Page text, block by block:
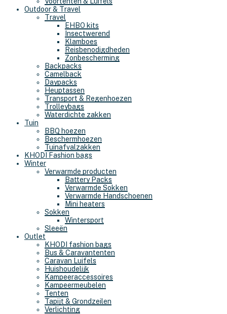
Outdoor & Travel
Travel
EHBO kits
Insectwerend
Klamboes
Reisbenodigdheden
Zonbescherming
Backpacks
Camelback
Daypacks
Heuptassen
Transport & Regenhoezen
Trolleybags
Waterdichte zakken
Tuin
BBQ hoezen
Beschermhoezen
Tuinafvalzakken
KHODI Fashion bags
Winter
Verwarmde producten
Battery Packs
Verwarmde Sokken
Verwarmde Handschoenen
Mini heaters
Sokken
Wintersport
Sleeën
Outlet
KHODI fashion bags
Bus & Caravantenten
Caravan Luifels
Huishoudelijk
Kampeeraccessoires
Kampeermeubelen
Tenten
Tapijt & Grondzeilen
Verlichting